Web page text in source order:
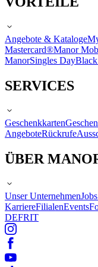
Angebote & Kataloge
Mastercard®Manor
ManorSingles Day
SERVICES
Geschenkkarten
AngeboteRückrufe
ÜBER
Unser Unternehmen
KarriereFilialenEvents
DEFRIT